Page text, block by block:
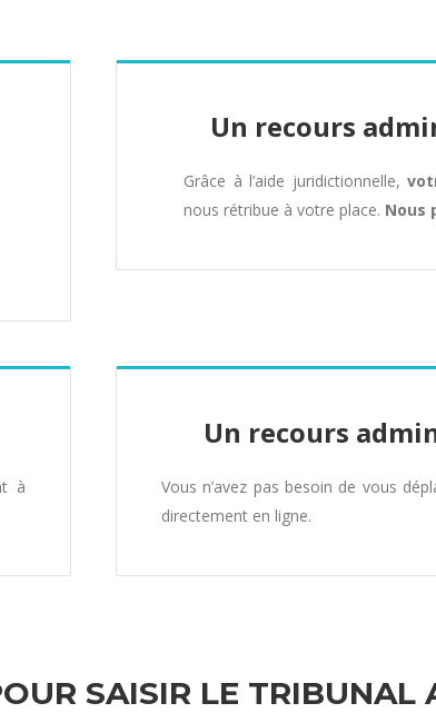
Un recours
Grâce à l’aide juridictionnelle,
nous rétribue à votre place. Nous
à
Un recours
Vous n’avez pas besoin de vous
directement en ligne.
SAISIR LE TRIBUNAL